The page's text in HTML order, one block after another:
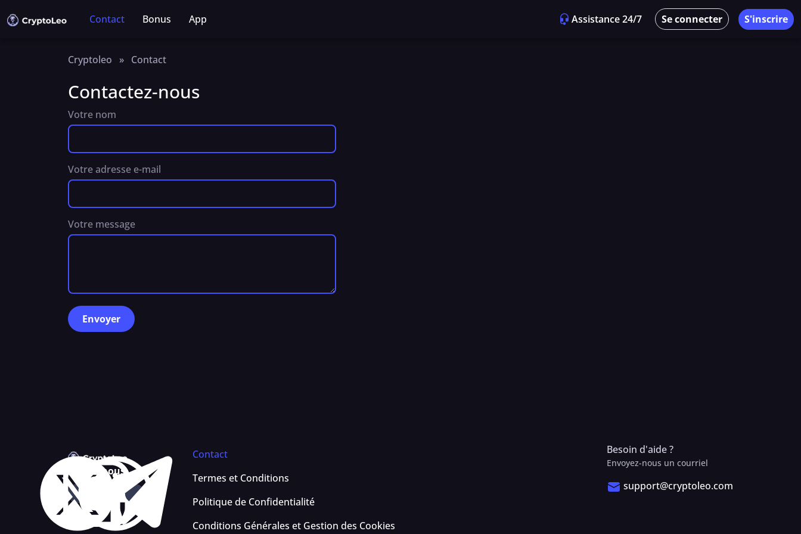
Contact Bonus App Assistance 24/7 Se connecter S'inscrire
Cryptoleo » Contact
Contactez-nous
Votre nom
Votre adresse e-mail
Votre message
Suivez-nous
Contact
Termes et Conditions
Politique de Confidentialité
Conditions Générales et Gestion des Cookies
Besoin d'aide ?
Envoyez-nous un courriel
support@cryptoleo.com